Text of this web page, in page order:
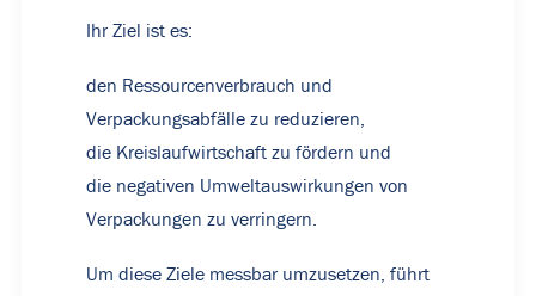
Ihr Ziel ist es:
den Ressourcenverbrauch und
Verpackungsabfälle zu reduzieren,
die Kreislaufwirtschaft zu fördern und
die negativen Umweltauswirkungen von
Verpackungen zu verringern.
Um diese Ziele messbar umzusetzen, führt